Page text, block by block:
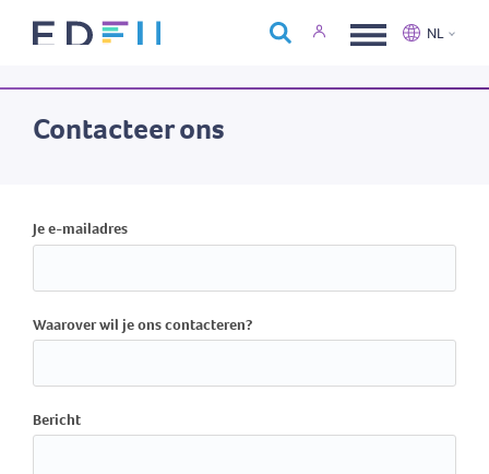
Over Edfin
NL
Contacteer ons
Je e-mailadres
Waarover wil je ons contacteren?
Bericht